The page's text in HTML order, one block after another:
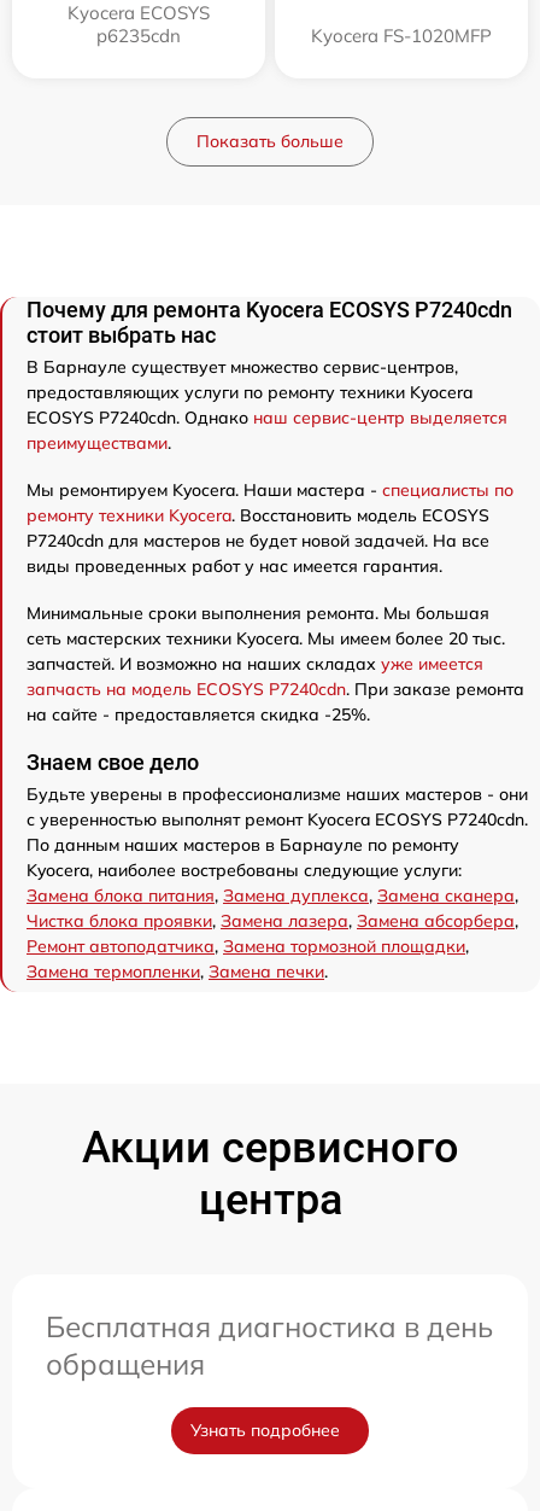
Kyocera ECOSYS
p6235cdn
Kyocera FS-1020MFP
Показать больше
Почему для ремонта Kyocera ECOSYS P7240cdn
стоит выбрать нас
В Барнауле существует множество сервис-центров,
предоставляющих услуги по ремонту техники Kyocera
ECOSYS P7240cdn. Однако наш сервис-центр выделяется
преимуществами.
Мы ремонтируем Kyocera. Наши мастера - специалисты по
ремонту техники Kyocera. Восстановить модель ECOSYS
P7240cdn для мастеров не будет новой задачей. На все
виды проведенных работ у нас имеется гарантия.
Минимальные сроки выполнения ремонта. Мы большая
сеть мастерских техники Kyocera. Мы имеем более 20 тыс.
запчастей. И возможно на наших складах уже имеется
запчасть на модель ECOSYS P7240cdn. При заказе ремонта
на сайте - предоставляется скидка -25%.
Знаем свое дело
Будьте уверены в профессионализме наших мастеров - они
с уверенностью выполнят ремонт Kyocera ECOSYS P7240cdn.
По данным наших мастеров в Барнауле по ремонту
Kyocera, наиболее востребованы следующие услуги:
Замена блока питания, Замена дуплекса, Замена сканера,
Чистка блока проявки, Замена лазера, Замена абсорбера,
Ремонт автоподатчика, Замена тормозной площадки,
Замена термопленки, Замена печки.
Акции сервисного
центра
Бесплатная диагностика в день
обращения
Узнать подробнее